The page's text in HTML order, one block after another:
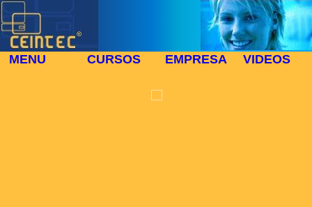
MENU CURSOS EMPRESA VIDEOS
⬜